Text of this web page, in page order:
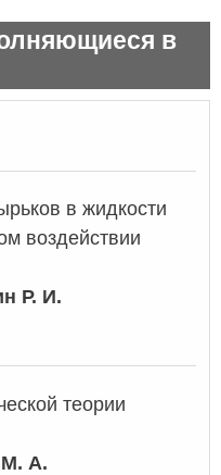
в
в жидкости
воздействии
Р. И.
теории
А.